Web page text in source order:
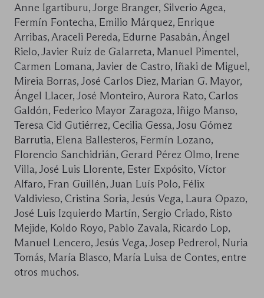
Anne Igartiburu, Jorge Branger, Silverio Agea,
Fermín Fontecha, Emilio Márquez, Enrique
Arribas, Araceli Pereda, Edurne Pasabán, Ángel
Rielo, Javier Ruíz de Galarreta, Manuel Pimentel,
Carmen Lomana, Javier de Castro, Iñaki de Miguel,
Mireia Borras, José Carlos Diez, Marian G. Mayor,
Ángel Llacer, José Monteiro, Aurora Rato, Carlos
Galdón, Federico Mayor Zaragoza, Iñigo Manso,
Teresa Cid Gutiérrez, Cecilia Gessa, Josu Gómez
Barrutia, Elena Ballesteros, Fermín Lozano,
Florencio Sanchidrián, Gerard Pérez Olmo, Irene
Villa, José Luis Llorente, Ester Expósito, Víctor
Alfaro, Fran Guillén, Juan Luís Polo, Félix
Valdivieso, Cristina Soria, Jesús Vega, Laura Opazo,
José Luis Izquierdo Martín, Sergio Criado, Risto
Mejide, Koldo Royo, Pablo Zavala, Ricardo Lop,
Manuel Lencero, Jesús Vega, Josep Pedrerol, Nuria
Tomás, María Blasco, María Luisa de Contes, entre
otros muchos.